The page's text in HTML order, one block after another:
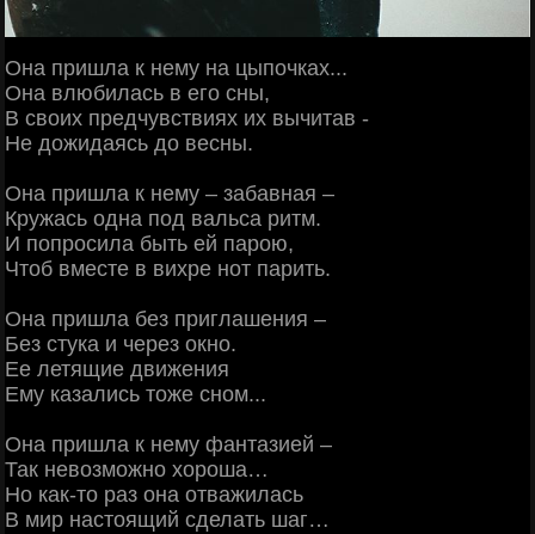
Она пришла к нему на цыпочках...
Она влюбилась в его сны,
В своих предчувствиях их вычитав -
Не дожидаясь до весны.
Она пришла к нему – забавная –
Кружась одна под вальса ритм.
И попросила быть ей парою,
Чтоб вместе в вихре нот парить.
Она пришла без приглашения –
Без стука и через окно.
Ее летящие движения
Ему казались тоже сном...
Она пришла к нему фантазией –
Так невозможно хороша…
Но как-то раз она отважилась
В мир настоящий сделать шаг…